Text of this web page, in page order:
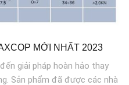
MỚI NHẤT 2023
giải pháp hoàn hảo thay
Sản phẩm đã được các nhà